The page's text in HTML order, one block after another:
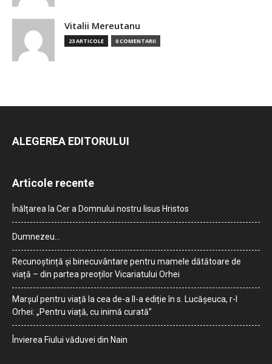
Vitalii Mereutanu
23 ARTICOLE 0 COMENTARII
ALEGEREA EDITORULUI
Articole recente
Înălțarea la Cer a Domnului nostru Iisus Hristos
Dumnezeu…
Recunoștință și binecuvântare pentru mamele dătătoare de
viață – din partea preoților Vicariatului Orhei
Marșul pentru viață la cea de-a II-a ediție în s. Lucășeuca, r-l
Orhei: „Pentru viață, cu inimă curată”
Învierea Fiului văduvei din Nain